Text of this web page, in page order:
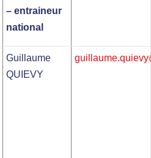
– entraineur
national
Guillaume
QUIEVY